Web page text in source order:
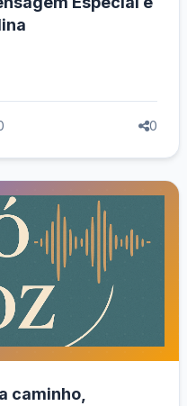
0
caminho,